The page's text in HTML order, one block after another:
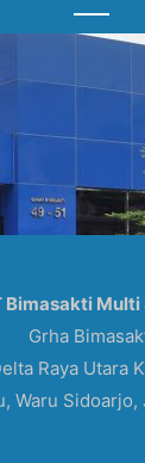
Bimasakti Multi
Grha
Raya Utara
Waru